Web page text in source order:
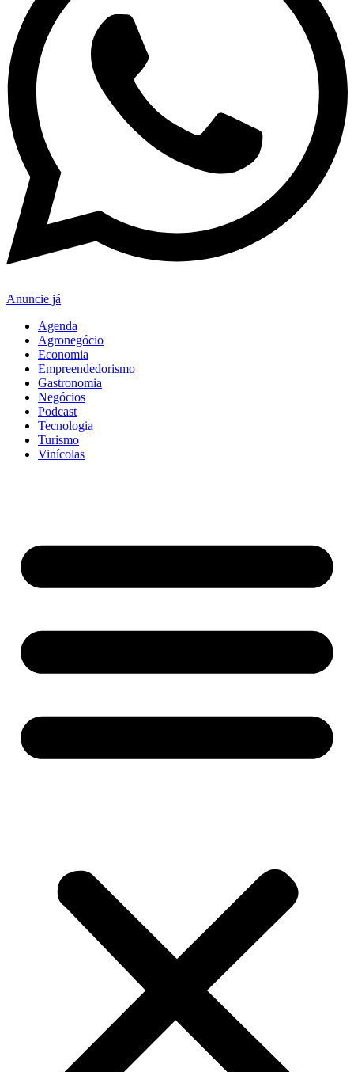
Anuncie já
Agenda
Agronegócio
Economia
Empreendedorismo
Gastronomia
Negócios
Podcast
Tecnologia
Turismo
Vinícolas